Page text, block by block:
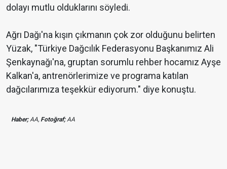
dolayı mutlu olduklarını söyledi.
Ağrı Dağı'na kışın çıkmanın çok zor olduğunu belirten
Yüzak, "Türkiye Dağcılık Federasyonu Başkanımız Ali
Şenkaynağı'na, gruptan sorumlu rehber hocamız Ayşe
Kalkan'a, antrenörlerimize ve programa katılan
dağcılarımıza teşekkür ediyorum." diye konuştu.
Haber;AA, Fotoğraf;AA